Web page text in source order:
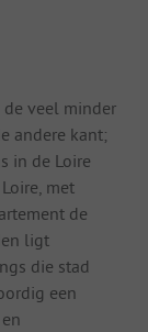
de veel minder
andere kant;
in de Loire
met
de
ligt
die stad
een